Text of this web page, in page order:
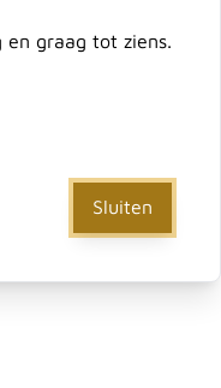
graag tot ziens.
Sluiten